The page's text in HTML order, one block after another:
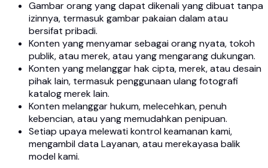
Gambar orang yang dapat dikenali yang dibuat tanpa
izinnya, termasuk gambar pakaian dalam atau
bersifat pribadi.
Konten yang menyamar sebagai orang nyata, tokoh
publik, atau merek, atau yang mengarang dukungan.
Konten yang melanggar hak cipta, merek, atau desain
pihak lain, termasuk penggunaan ulang fotografi
katalog merek lain.
Konten melanggar hukum, melecehkan, penuh
kebencian, atau yang memudahkan penipuan.
Setiap upaya melewati kontrol keamanan kami,
mengambil data Layanan, atau merekayasa balik
model kami.